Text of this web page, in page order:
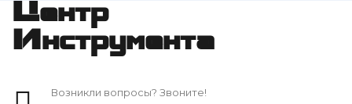
Центр
Инструмента
Возникли вопросы? Звоните!